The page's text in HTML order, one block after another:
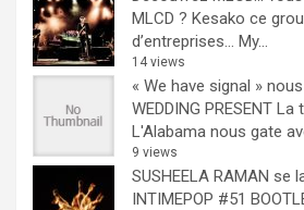
MLCD ? Kesako ce
d’entreprises… My...
14 views
« We have signal »
WEDDING PRESENT La
L'Alabama nous gate
9 views
SUSHEELA RAMAN
INTIMEPOP #51